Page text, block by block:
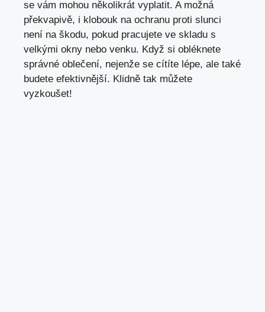
se vám mohou několikrát vyplatit. A možná
překvapivě, i klobouk na ochranu proti slunci
není na škodu, pokud pracujete ve skladu s
velkými okny nebo venku. Když si obléknete
správné oblečení, nejenže se cítíte lépe, ale také
budete efektivnější. Klidně tak můžete
vyzkoušet!